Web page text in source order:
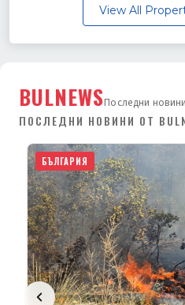
View All
BULNEWSПоследни новини
ПОСЛЕДНИ НОВИНИ ОТ